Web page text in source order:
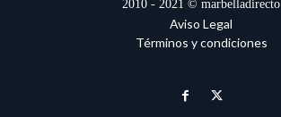
2010 - 2021 © marbelladirecto
Aviso Legal
Términos y condiciones